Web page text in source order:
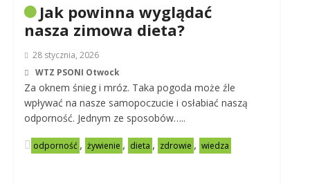
Jak powinna wyglądać
nasza zimowa dieta?
28 stycznia, 2026
WTZ PSONI Otwock
Za oknem śnieg i mróz. Taka pogoda może źle
wpływać na nasze samopoczucie i osłabiać naszą
odporność. Jednym ze sposobów…..
odporność , żywienie , dieta , zdrowie , wiedza